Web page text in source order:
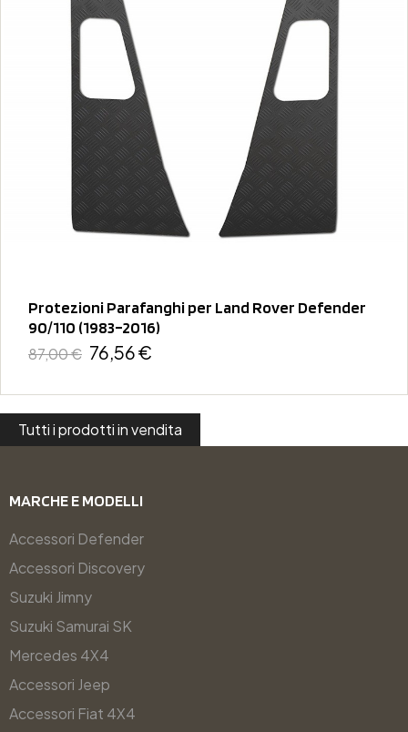
Protezioni Parafanghi per Land Rover Defender
90/110 (1983–2016)
87,00 € 76,56 €
Tutti i prodotti in vendita
MARCHE E MODELLI
Accessori Defender
Accessori Discovery
Suzuki Jimny
Suzuki Samurai SK
Mercedes 4X4
Accessori Jeep
Accessori Fiat 4X4